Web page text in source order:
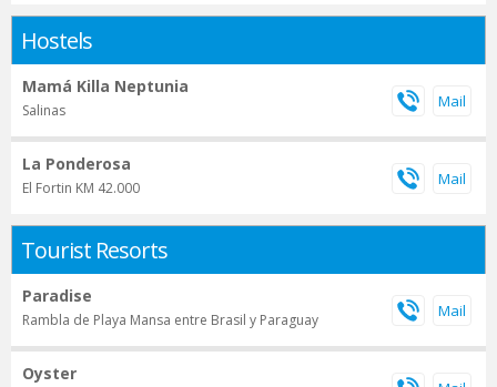
Hostels
Mamá Killa Neptunia
Salinas
La Ponderosa
El Fortin KM 42.000
Tourist Resorts
Paradise
Rambla de Playa Mansa entre Brasil y Paraguay
Oyster